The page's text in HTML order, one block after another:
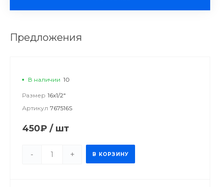
Предложения
В наличии 10
Размер 16х1/2"
Артикул 767516S
450₽ / шт
- + В КОРЗИНУ